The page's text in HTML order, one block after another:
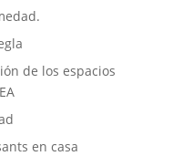
de los espacios
en casa